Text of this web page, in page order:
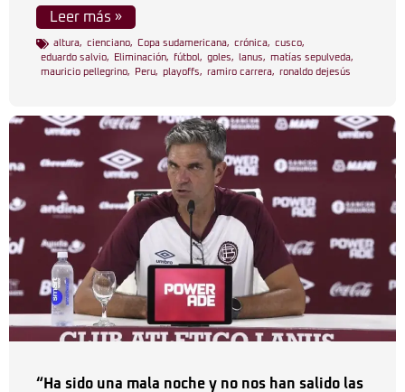
Leer más »
altura, cienciano, Copa sudamericana, crónica, cusco,
eduardo salvio, Eliminación, fútbol , goles, lanus, matías sepulveda,
mauricio pellegrino, Peru, playoffs, ramiro carrera, ronaldo dejesús
“Ha sido una mala noche y no nos han salido las